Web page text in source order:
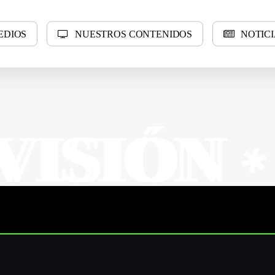
DIOS NUESTROS CONTENIDOS NOTICI